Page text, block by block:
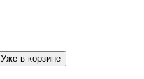
Уже в корзине